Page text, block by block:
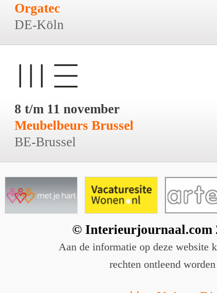
Orgatec
DE-Köln
8 t/m 11 november
Meubelbeurs Brussel
BE-Brussel
© Interieurjournaal.com
Aan de informatie op deze website
rechten ontleend worden